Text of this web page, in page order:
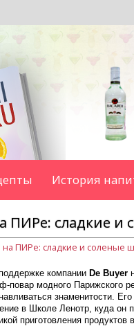
История
ПИРе: сладкие и
компании De Buyer
повар модного Парижского
знаменитости.
в Школе Ленотр, куда он
приготовления